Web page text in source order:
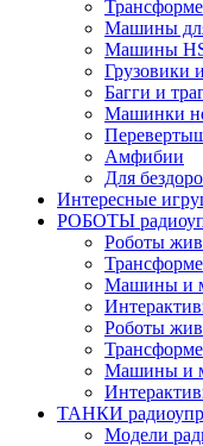
Машины
Машины
Грузовики
Багги и
Машинки
Амфибии
Для
Интересные
РОБОТЫ
Роботы
Машины и
Роботы
Машины и
ТАНКИ
Модели